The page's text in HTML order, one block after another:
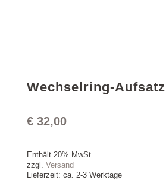
Wechselring-Aufsatz
€32,00
Enthält 20% MwSt.
zzgl. Versand
Lieferzeit: ca. 2-3 Werktage